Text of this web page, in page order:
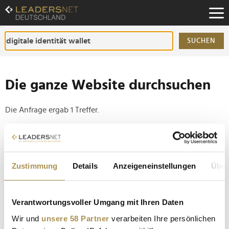
Zustimmung Details Anzeigeneinstellungen
Verantwortungsvoller Umgang mit Ihren Daten
Wir und unsere 58 Partner verarbeiten Ihre persönlichen
Zum
Inhalt
Zur
Fußzeilen-
Navigation
SUCHEN
Die ganze Website durchsuchen
Die Anfrage ergab 1 Treffer.
Tipp
Setzen Sie die gesuchten Wörter zwischen
Anführungszeichen: zb "Vorname Nachname".
Digitale Identität kommt: Ausweis und Führerschein
sollen aufs Smartphone